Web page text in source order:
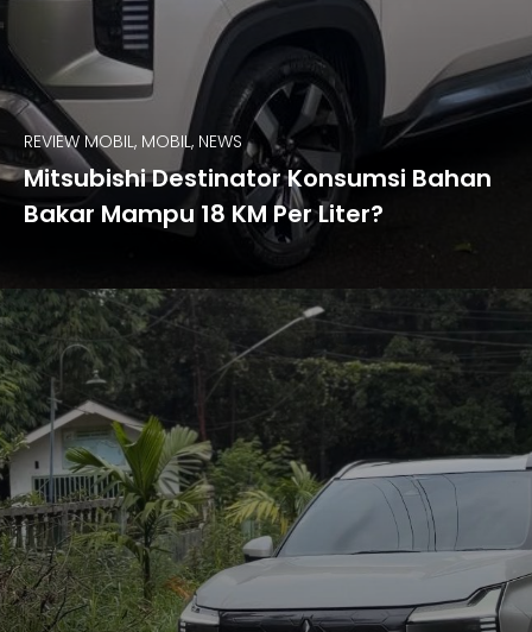
REVIEW MOBIL, MOBIL, NEWS
Mitsubishi Destinator Konsumsi Bahan
Bakar Mampu 18 KM Per Liter?